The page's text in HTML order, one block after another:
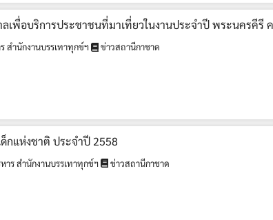
พื่อบริการประชาชนที่มาเที่ยวในงานประจำปี พระนครคีรี
สำนักงานบรรเทาทุกข์ฯ ข่าวสถานีกาชาด
กแห่งชาติ ประจำปี 2558
ร สำนักงานบรรเทาทุกข์ฯ ข่าวสถานีกาชาด